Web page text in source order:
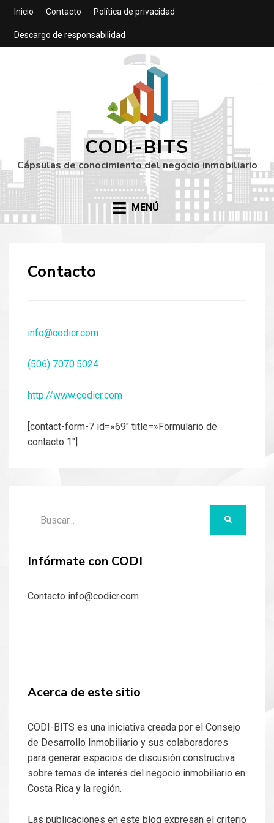
Inicio Contacto Política de privacidad
Descargo de responsabilidad
CODI-BITS
Cápsulas de conocimiento del negocio inmobiliario
MENÚ
Contacto
info@codicr.com
(506) 7070.5024
http://www.codicr.com
[contact-form-7 id=»69″ title=»Formulario de
contacto 1″]
Infórmate con CODI
Contacto info@codicr.com
Acerca de este sitio
CODI-BITS es una iniciativa creada por el Consejo
de Desarrollo Inmobiliario y sus colaboradores
para generar espacios de discusión constructiva
sobre temas de interés del negocio inmobiliario en
Costa Rica y la región.
Las publicaciones en este blog expresan el criterio